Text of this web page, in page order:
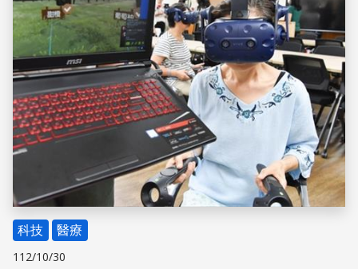
科技 醫療
112/10/30